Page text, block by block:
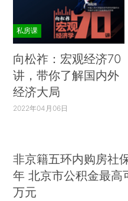
私房课
向松祚：宏观经济70
讲，带你了解国内外
经济大局
2022年04月06日
非京籍五环内购房社
年 北京市公积金最高
万元